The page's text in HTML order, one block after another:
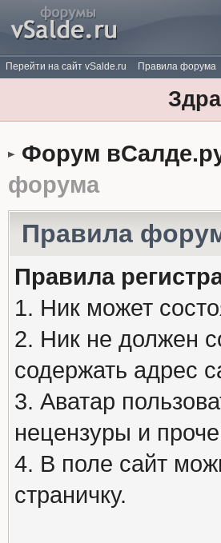
Перейти на сайт vSalde.ru Правила форума
Форум
форума
Правила
Правила
1. Ник может
2. Ник не должен
содержать адрес
3. Аватар
нецензуры и
4. В поле сайт
страничку.